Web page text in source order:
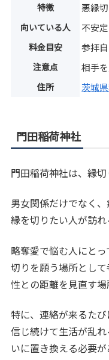
特徴 悪縁
向いている人 不安
料金目安 参拝
注意点 相手
住所 茨城
門田稲荷神社
門田稲荷神社は、縁切
男女関係だけでなく
縁を切りたい人が訪れ
略奪愛で悩む人にと
切りを願う場所とし
性との距離を見直す場
特に、連絡が来るた
信じ続けて生活が乱
いに置き換える必要が